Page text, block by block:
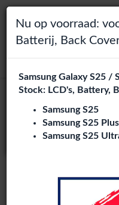
Kies je taal
Het lijkt erop dat je in
Bezoek
Blijf
Toggle navigation
zoeken
Nu op voorraad:
Batterij, Back
Samsung Galaxy S25 /
Stock: LCD's, Battery,
Samsung S25
Samsung S25 Plus
Samsung S25